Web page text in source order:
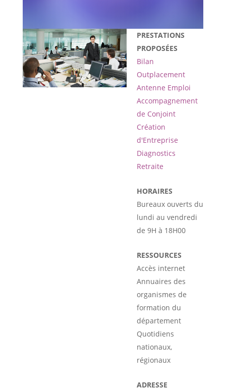
PRESTATIONS
PROPOSÉES
Bilan
Outplacement
Antenne Emploi
Accompagnement
de Conjoint
Création
d'Entreprise
Diagnostics
Retraite
HORAIRES
Bureaux ouverts du
lundi au vendredi
de 9H à 18H00
RESSOURCES
Accès internet
Annuaires des
organismes de
formation du
département
Quotidiens
nationaux,
régionaux
ADRESSE